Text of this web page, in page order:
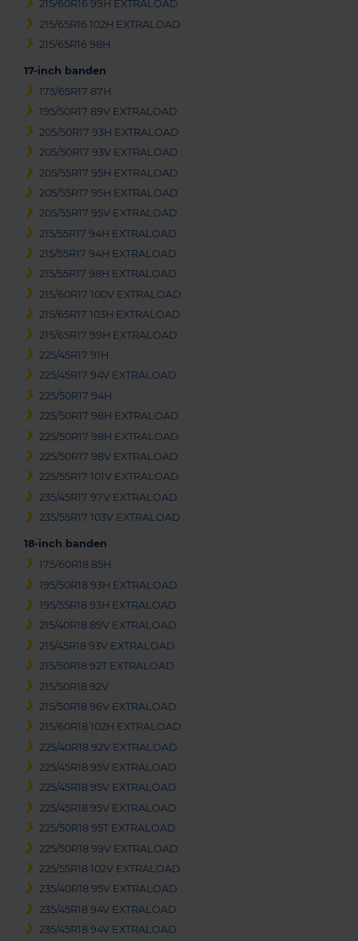
215/60R16 99H EXTRALOAD
215/65R16 102H EXTRALOAD
215/65R16 98H
17-inch banden
175/65R17 87H
195/50R17 89V EXTRALOAD
205/50R17 93H EXTRALOAD
205/50R17 93V EXTRALOAD
205/55R17 95H EXTRALOAD
205/55R17 95H EXTRALOAD
205/55R17 95V EXTRALOAD
215/55R17 94H EXTRALOAD
215/55R17 94H EXTRALOAD
215/55R17 98H EXTRALOAD
215/60R17 100V EXTRALOAD
215/65R17 103H EXTRALOAD
215/65R17 99H EXTRALOAD
225/45R17 91H
225/45R17 94V EXTRALOAD
225/50R17 94H
225/50R17 98H EXTRALOAD
225/50R17 98H EXTRALOAD
225/50R17 98V EXTRALOAD
225/55R17 101V EXTRALOAD
235/45R17 97V EXTRALOAD
235/55R17 103V EXTRALOAD
18-inch banden
175/60R18 85H
195/50R18 93H EXTRALOAD
195/55R18 93H EXTRALOAD
215/40R18 89V EXTRALOAD
215/45R18 93V EXTRALOAD
215/50R18 92T EXTRALOAD
215/50R18 92V
215/50R18 96V EXTRALOAD
215/60R18 102H EXTRALOAD
225/40R18 92V EXTRALOAD
225/45R18 95V EXTRALOAD
225/45R18 95V EXTRALOAD
225/45R18 95V EXTRALOAD
225/50R18 95T EXTRALOAD
225/50R18 99V EXTRALOAD
225/55R18 102V EXTRALOAD
235/40R18 95V EXTRALOAD
235/45R18 94V EXTRALOAD
235/45R18 94V EXTRALOAD